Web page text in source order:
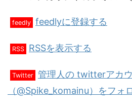
feedly feedlyに登録する
RSS RSSを表示する
Twitter 管理人の twitterアカ
（@Spike_komainu）をフォ